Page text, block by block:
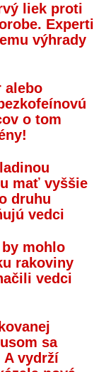
liek proti
Experti
výhrady
alebo
o tom
mať vyššie
druhu
vedci
mohlo
rakoviny
vedci
sa
A vydrží